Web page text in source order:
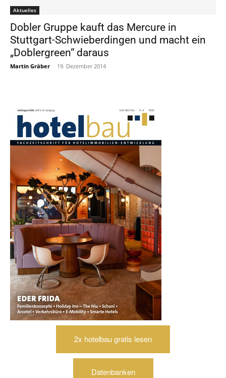
Aktuelles
Dobler Gruppe kauft das Mercure in
Stuttgart-Schwieberdingen und macht ein
„Doblergreen“ daraus
Martin Gräber - 19. Dezember 2014
2x hotelbau gratis lesen
Datenbanken